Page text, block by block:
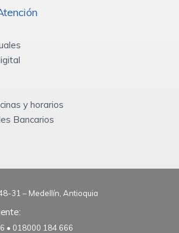
y horarios
Bancarios
31 – Medellín, Antioquia
• 018000 184 666